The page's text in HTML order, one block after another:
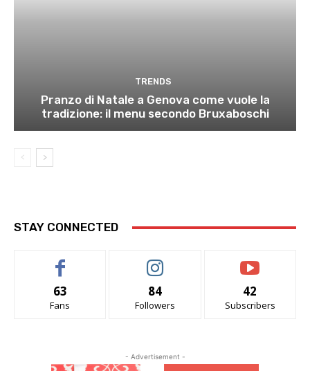
TRENDS
Pranzo di Natale a Genova come vuole la
tradizione: il menu secondo Bruxaboschi
STAY CONNECTED
63
Fans
84
Followers
42
Subscribers
- Advertisement -